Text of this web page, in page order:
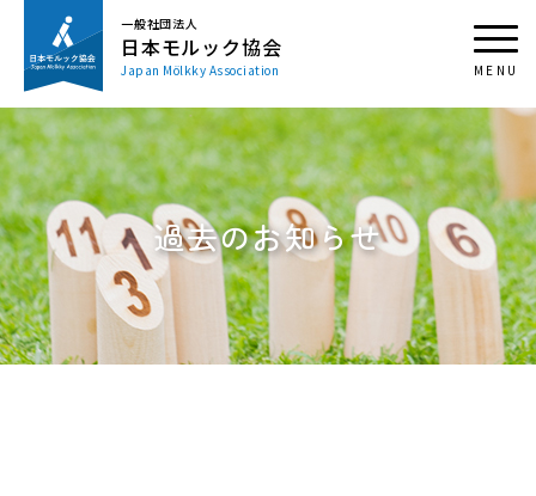
一般社団法人
日本モルック協会
Japan Mölkky Association
過去のお知らせ